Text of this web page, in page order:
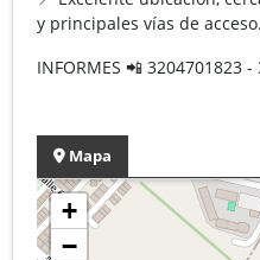
y principales vías de acceso.
INFORMES 📲 3204701823
Mapa
+
−